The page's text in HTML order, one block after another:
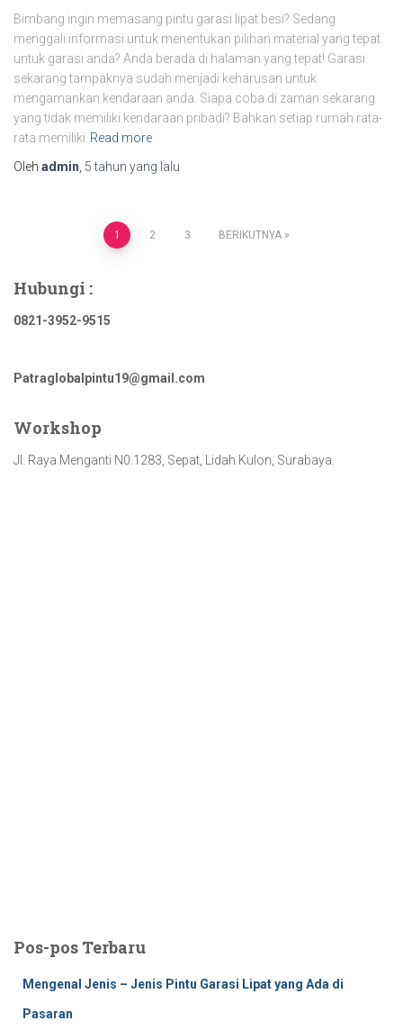
Bimbang ingin memasang pintu garasi lipat besi? Sedang
menggali informasi untuk menentukan pilihan material yang tepat
untuk garasi anda? Anda berada di halaman yang tepat! Garasi
sekarang tampaknya sudah menjadi keharusan untuk
mengamankan kendaraan anda. Siapa coba di zaman sekarang
yang tidak memiliki kendaraan pribadi? Bahkan setiap rumah rata-
rata memiliki Read more
Oleh admin 5 tahun yang lalu
Paginasi
pos
1 2 3 BERIKUTNYA
Hubungi :
0821-3952-9515
Patraglobalpintu19@gmail.com
Workshop
Jl. Raya Menganti N0.1283, Sepat, Lidah Kulon, Surabaya.
Pos-pos Terbaru
Mengenal Jenis – Jenis Pintu Garasi Lipat yang Ada di
Pasaran